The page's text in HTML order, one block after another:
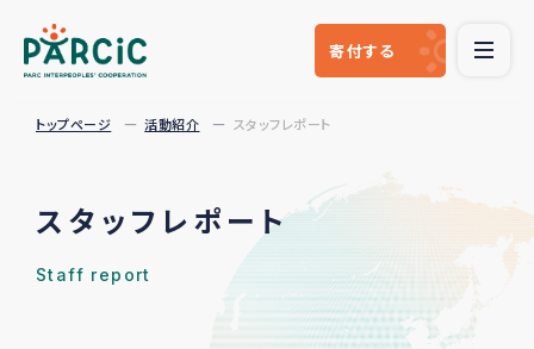
寄付する
トップページ 活動紹介 スタッフレポート
スタッフレポート
Staff report